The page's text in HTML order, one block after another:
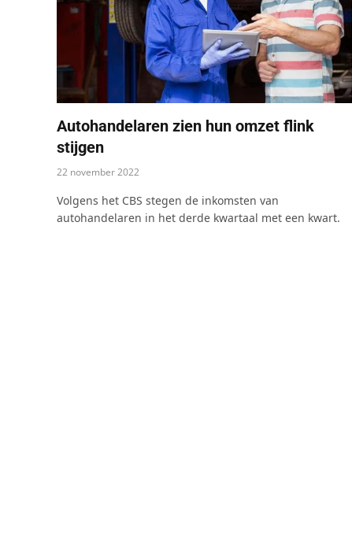
Autohandelaren zien hun omzet flink
stijgen
22 november 2022
Volgens het CBS stegen de inkomsten van
autohandelaren in het derde kwartaal met een kwart.